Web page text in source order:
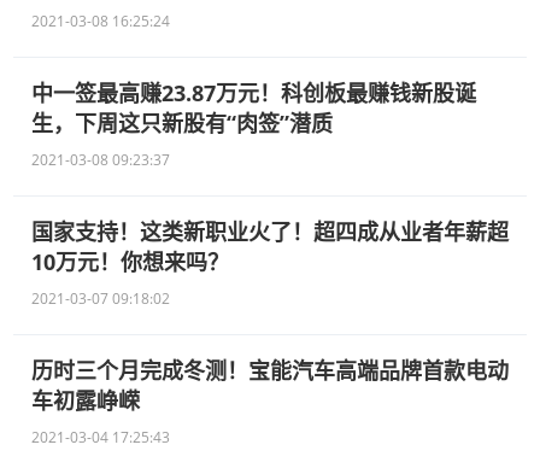
2021-03-08 16:25:24
中一签最高赚23.87万元！科创板最赚钱新股诞
生，下周这只新股有“肉签”潜质
2021-03-08 09:23:37
国家支持！这类新职业火了！超四成从业者年薪超
10万元！你想来吗？
2021-03-07 09:18:02
历时三个月完成冬测！宝能汽车高端品牌首款电动
车初露峥嵘
2021-03-04 17:25:43